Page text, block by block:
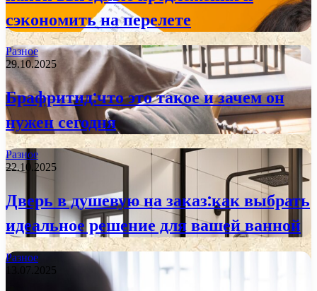
сэкономить на перелете
Разное
29.10.2025
Брафритид:что это такое и зачем он
нужен сегодня
Разное
22.10.2025
Дверь в душевую на заказ:как выбрать
идеальное решение для вашей ванной
Разное
13.07.2025